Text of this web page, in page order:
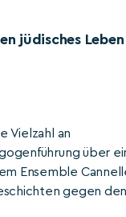
jüdisches Leben
Vielzahl an
über
Ensemble
gegen den